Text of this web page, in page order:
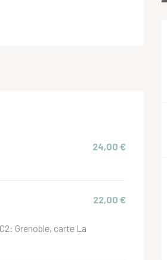
24,00 €
Grenoble, carte La
22,00 €